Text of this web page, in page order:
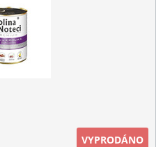
VYPRODÁNO